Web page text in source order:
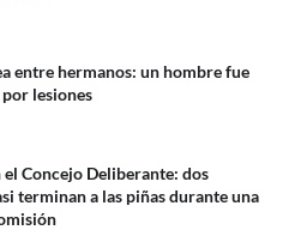
entre hermanos: un hombre fue
lesiones
el Concejo Deliberante: dos
terminan a las piñas durante una